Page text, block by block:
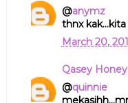
@anymz
thnx
March 20,
Qasey Honey
@quinnie